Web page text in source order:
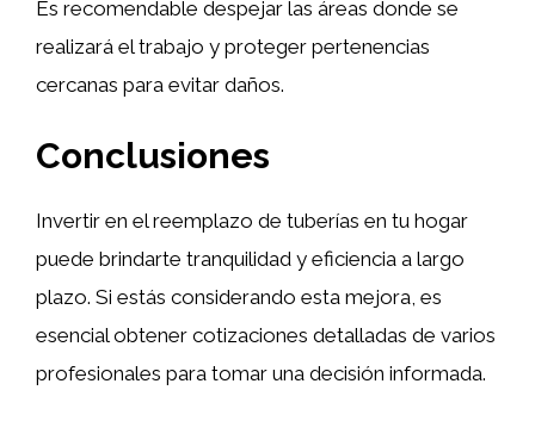
Es recomendable despejar las áreas donde se
realizará el trabajo y proteger pertenencias
cercanas para evitar daños.
Conclusiones
Invertir en el reemplazo de tuberías en tu hogar
puede brindarte tranquilidad y eficiencia a largo
plazo. Si estás considerando esta mejora, es
esencial obtener cotizaciones detalladas de varios
profesionales para tomar una decisión informada.